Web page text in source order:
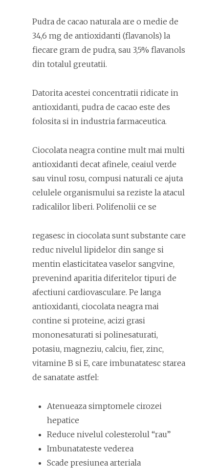
Pudra de cacao naturala are o medie de
34,6 mg de antioxidanti (flavanols) la
fiecare gram de pudra, sau 3,5% flavanols
din totalul greutatii.
Datorita acestei concentratii ridicate in
antioxidanti, pudra de cacao este des
folosita si in industria farmaceutica.
Ciocolata neagra contine mult mai multi
antioxidanti decat afinele, ceaiul verde
sau vinul rosu, compusi naturali ce ajuta
celulele organismului sa reziste la atacul
radicalilor liberi. Polifenolii ce se
regasesc in ciocolata sunt substante care
reduc nivelul lipidelor din sange si
mentin elasticitatea vaselor sangvine,
prevenind aparitia diferitelor tipuri de
afectiuni cardiovasculare. Pe langa
antioxidanti, ciocolata neagra mai
contine si proteine, acizi grasi
mononesaturati si polinesaturati,
potasiu, magneziu, calciu, fier, zinc,
vitamine B si E, care imbunatatesc starea
de sanatate astfel:
Atenueaza simptomele cirozei
hepatice
Reduce nivelul colesterolul “rau”
Imbunatateste vederea
Scade presiunea arteriala